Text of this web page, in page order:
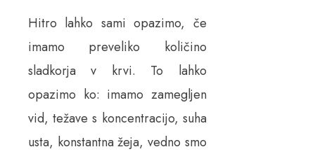
Hitro lahko sami opazimo, če
imamo preveliko količino
sladkorja v krvi. To lahko
opazimo ko: imamo zamegljen
vid, težave s koncentracijo, suha
usta, konstantna žeja, vedno smo